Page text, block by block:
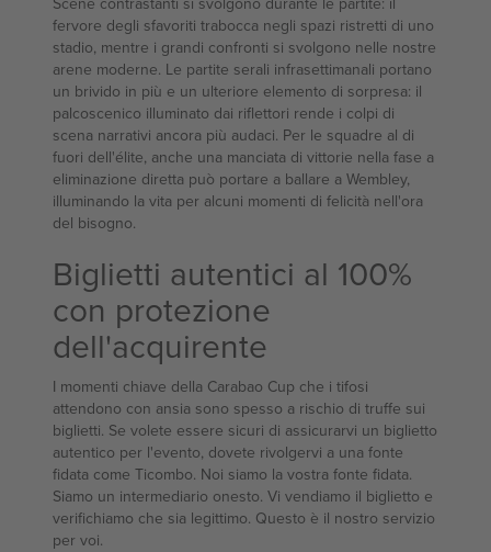
fervore degli sfavoriti trabocca negli spazi ristretti di uno
stadio, mentre i grandi confronti si svolgono nelle nostre
arene moderne. Le partite serali infrasettimanali portano
un brivido in più e un ulteriore elemento di sorpresa: il
palcoscenico illuminato dai riflettori rende i colpi di
scena narrativi ancora più audaci. Per le squadre al di
fuori dell'élite, anche una manciata di vittorie nella fase a
eliminazione diretta può portare a ballare a Wembley,
illuminando la vita per alcuni momenti di felicità nell'ora
del bisogno.
Biglietti autentici al 100%
con protezione
dell'acquirente
I momenti chiave della Carabao Cup che i tifosi
attendono con ansia sono spesso a rischio di truffe sui
biglietti. Se volete essere sicuri di assicurarvi un biglietto
autentico per l'evento, dovete rivolgervi a una fonte
fidata come Ticombo. Noi siamo la vostra fonte fidata.
Siamo un intermediario onesto. Vi vendiamo il biglietto e
verifichiamo che sia legittimo. Questo è il nostro servizio
per voi.